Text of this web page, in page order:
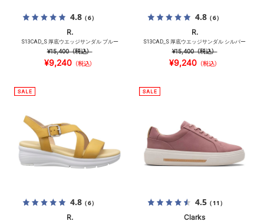
4.8（6）
R.
S13CAD_S 厚底ウエッジサンダル ブルー
¥15,400（税込）
¥9,240（税込）
4.8（6）
R.
S13CAD_S 厚底ウエッジサンダル シルバー
¥15,400（税込）
¥9,240（税込）
4.8（6）
R.
4.5（11）
Clarks